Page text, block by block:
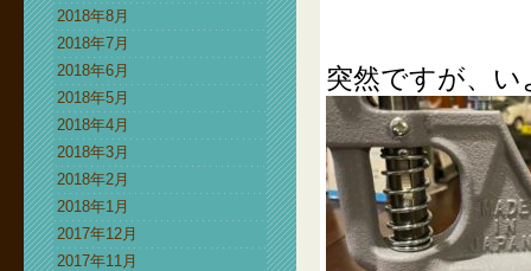
2018年8月
2018年7月
2018年6月
2018年5月
2018年4月
2018年3月
2018年2月
2018年1月
2017年12月
2017年11月
突然ですが、